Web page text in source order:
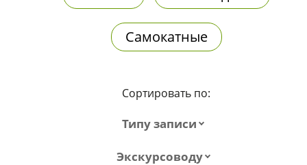
Самокатные
Сортировать по:
Типу записи
Экскурсоводу